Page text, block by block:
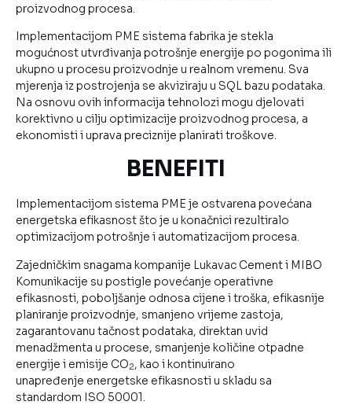
proizvodnog procesa.
Implementacijom PME sistema fabrika je stekla
mogućnost utvrđivanja potrošnje energije po pogonima ili
ukupno u procesu proizvodnje u realnom vremenu. Sva
mjerenja iz postrojenja se akviziraju u SQL bazu podataka.
Na osnovu ovih informacija tehnolozi mogu djelovati
korektivno u cilju optimizacije proizvodnog procesa, a
ekonomisti i uprava preciznije planirati troškove.
BENEFITI
Implementacijom sistema PME je ostvarena povećana
energetska efikasnost što je u konačnici rezultiralo
optimizacijom potrošnje i automatizacijom procesa.
Zajedničkim snagama kompanije Lukavac Cement i MIBO
Komunikacije su postigle povećanje operativne
efikasnosti, poboljšanje odnosa cijene i troška, efikasnije
planiranje proizvodnje, smanjeno vrijeme zastoja,
zagarantovanu tačnost podataka, direktan uvid
menadžmenta u procese, smanjenje količine otpadne
energije i emisije CO2, kao i kontinuirano
unapređenje energetske efikasnosti u skladu sa
standardom ISO 50001.